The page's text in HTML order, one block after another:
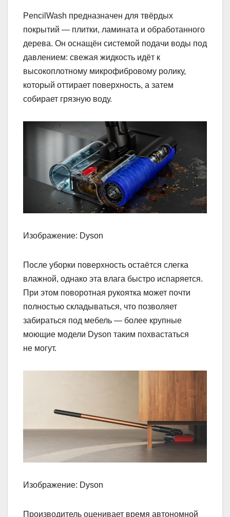
PencilWash предназначен для твёрдых
покрытий — плитки, ламината и обработанного
дерева. Он оснащён системой подачи воды под
давлением: свежая жидкость идёт к
высокоплотному микрофибровому ролику,
который оттирает поверхность, а затем
собирает грязную воду.
Изображение: Dyson
После уборки поверхность остаётся слегка
влажной, однако эта влага быстро испаряется.
При этом поворотная рукоятка может почти
полностью складываться, что позволяет
забираться под мебель — более крупные
моющие модели Dyson таким похвастаться
не могут.
Изображение: Dyson
Производитель оценивает время автономной